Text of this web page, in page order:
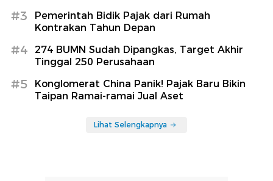
#3
Pemerintah Bidik Pajak dari Rumah
Kontrakan Tahun Depan
#4
274 BUMN Sudah Dipangkas, Target Akhir
Tinggal 250 Perusahaan
#5
Konglomerat China Panik! Pajak Baru Bikin
Taipan Ramai-ramai Jual Aset
Lihat Selengkapnya